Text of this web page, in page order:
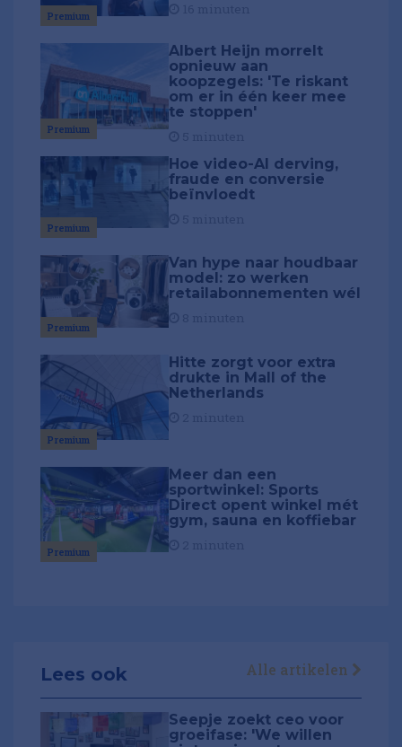
Premium
Premium
Albert Heijn morrelt
opnieuw aan
koopzegels: 'Te riskant
om er in één keer mee
te stoppen'
Premium
Hoe video-AI derving,
fraude en conversie
beïnvloedt
Premium
Van hype naar houdbaar
model: zo werken
retailabonnementen wél
Premium
Hitte zorgt voor extra
drukte in Mall of the
Netherlands
Premium
Meer dan een
sportwinkel: Sports
Direct opent winkel mét
gym, sauna en koffiebar
Lees ook Alle artikelen
Seepje zoekt ceo voor
groeifase: 'We willen